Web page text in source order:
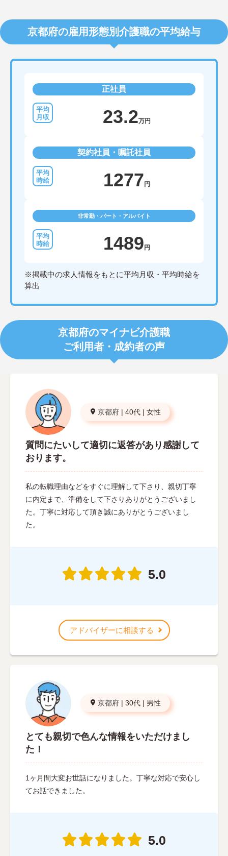
京都府の雇用形態別介護職の平均給与
正社員
23.2万円
契約社員・嘱託社員
1277 円
非常勤・パート・アルバイト
1489 円
※掲載中の求人情報をもとに平均月収・平均時給を
算出
京都府のマイナビ介護職
ご利用者・成約者の声
京都府 | 40代 | 女性
質問にたいして適切に返答があり感謝して
おります。
私の転職理由などをすぐに理解して下さり、親切丁寧
に内定まで、準備をして下さりありがとうございまし
た。丁寧に対応して頂き誠にありがとうございまし
た。
5.0
アドバイザーに相談する
京都府 | 30代 | 男性
とても親切で色んな情報をいただけまし
た！
1ヶ月間大変お世話になりました。丁寧な対応で安心し
てお話できました。
5.0